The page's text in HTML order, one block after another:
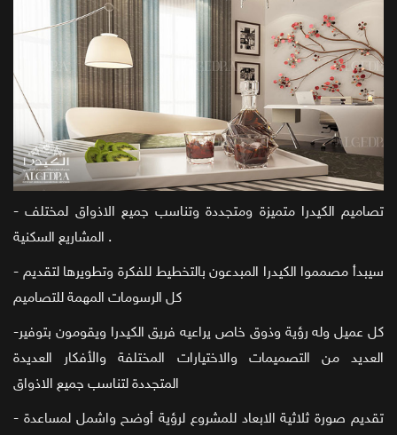
- تصاميم الكيدرا متميزة ومتجددة وتناسب جميع الاذواق لمختلف
المشاريع السكنية .
- سيبدأ مصمموا الكيدرا المبدعون بالتخطيط للفكرة وتطويرها لتقديم
كل الرسومات المهمة للتصاميم
-كل عميل وله رؤية وذوق خاص يراعيه فريق الكيدرا ويقومون بتوفير
العديد من التصميمات والاختيارات المختلفة والأفكار العديدة
المتجددة لتناسب جميع الاذواق
- تقديم صورة ثلاثية الابعاد للمشروع لرؤية أوضح واشمل لمساعدة